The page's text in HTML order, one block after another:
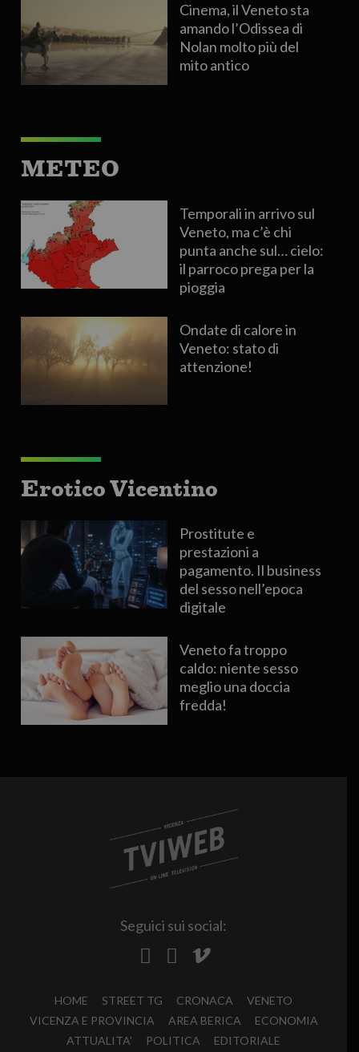
Cinema, il Veneto sta
amando l’Odissea di
Nolan molto più del
mito antico
METEO
Temporali in arrivo sul
Veneto, ma c’è chi
punta anche sul… cielo:
il parroco prega per la
pioggia
Ondate di calore in
Veneto: stato di
attenzione!
Erotico Vicentino
Prostitute e
prestazioni a
pagamento. Il business
del sesso nell’epoca
digitale
Veneto fa troppo
caldo: niente sesso
meglio una doccia
fredda!
Seguici sui social:
HOME STREET TG CRONACA
VENETO
VICENZA E PROVINCIA
AREA BERICA
ECONOMIA
ATTUALITA’
POLITICA EDITORIALE